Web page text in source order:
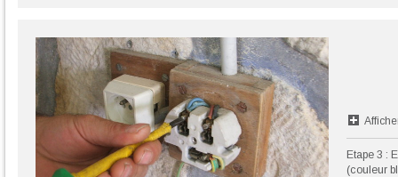
Etape 3 :
(couleur